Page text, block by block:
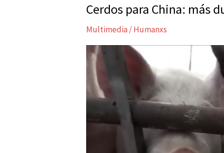
Cerdos para China: más
Multimedia /Humanxs
Cerdos
China:
más
dudas
que
certezas